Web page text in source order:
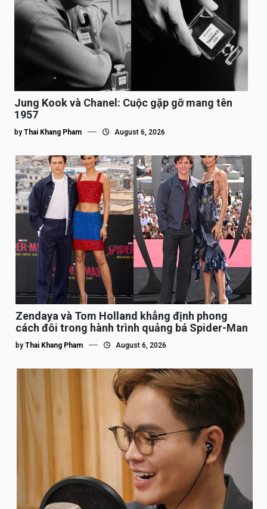
Jung Kook và Chanel: Cuộc gặp gỡ mang tên
1957
by Thai Khang Pham August 6, 2026
Zendaya và Tom Holland khẳng định phong
cách đôi trong hành trình quảng bá Spider-Man
by Thai Khang Pham August 6, 2026